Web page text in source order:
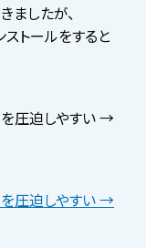
ましたが、
トールをすると
圧迫しやすい →
圧迫しやすい →